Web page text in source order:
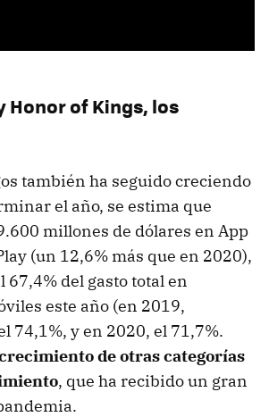
Honor of Kings, los
también ha seguido creciendo
el año, se estima que
millones de dólares en App
(un 12,6% más que en 2020),
67,4% del gasto total en
este año (en 2019,
74,1%, y en 2020, el 71,7%.
de otras categorías
, que ha recibido un gran